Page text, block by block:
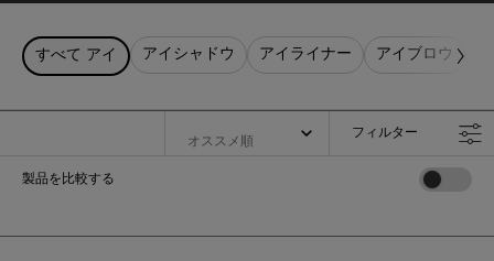
すべて アイ アイシャドウ アイライナー アイブロウ
製品を比較する
フィルター
フィルターメニュー